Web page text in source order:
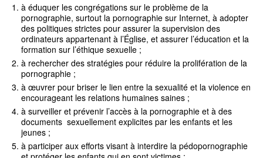
à éduquer les congrégations sur le problème de la
pornographie, surtout la pornographie sur Internet, à adopter
des politiques strictes pour assurer la supervision des
ordinateurs appartenant à l’Église, et assurer l’éducation et la
formation sur l’éthique sexuelle ;
à rechercher des stratégies pour réduire la prolifération de la
pornographie ;
à œuvrer pour briser le lien entre la sexualité et la violence en
encourageant les relations humaines saines ;
à surveiller et prévenir l’accès à la pornographie et à des
documents sexuellement explicites par les enfants et les
jeunes ;
à participer aux efforts visant à interdire la pédopornographie